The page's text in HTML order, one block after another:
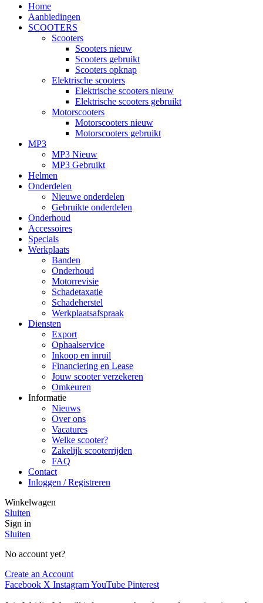
Home
Aanbiedingen
SCOOTERS
Scooters
Scooters nieuw
Scooters gebruikt
Scooters opknap
Elektrische scooters
Elektrische scooters nieuw
Elektrische scooters gebruikt
Motorscooters
Motorscooters nieuw
Motorscooters gebruikt
MP3
MP3 Nieuw
MP3 Gebruikt
Helmen
Onderdelen
Nieuwe onderdelen
Gebruikte onderdelen
Onderhoud
Accessoires
Specials
Werkplaats
Banden
Onderhoud
Motorrevisie
Schadetaxatie
Schadeherstel
Werkplaatsafspraak
Diensten
Export
Ophaalservice
Inkoop en inruil
Financiering en Lease
Jouw scooter verzekeren
Omkeuren
Informatie
Nieuws
Over ons
Vacatures
Welke scooter?
Zakelijk scooterrijden
FAQ
Contact
Inloggen / Registreren
Winkelwagen
Sluiten
Sign in
Sluiten
No account yet?
Create an Account
Facebook X InstagramYouTube Pinterest